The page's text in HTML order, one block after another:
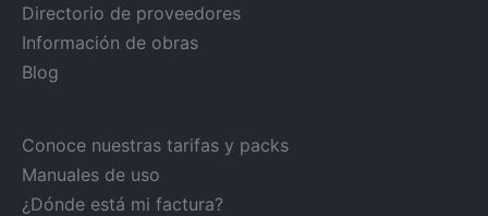
Directorio de proveedores
Información de obras
Blog
Conoce nuestras tarifas y packs
Manuales de uso
¿Dónde está mi factura?